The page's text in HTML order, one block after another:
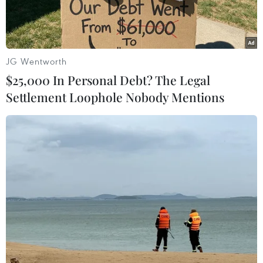
Chủ tịch Hạ viện Mỹ Nancy Pelosi. (Ảnh: AFP/TTXVN)
Truyền thông Mỹ đưa tin ngày 18/1, lực lượng
chức năng liên bang đã bắt giữ một phụ nữ đến
JG Wentworth
$25,000 In Personal Debt? The Legal
Settlement Loophole Nobody Mentions